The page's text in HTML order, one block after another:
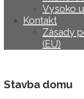
Vysoko
Kontakt
Zásady
(EÚ)
Stavba domu